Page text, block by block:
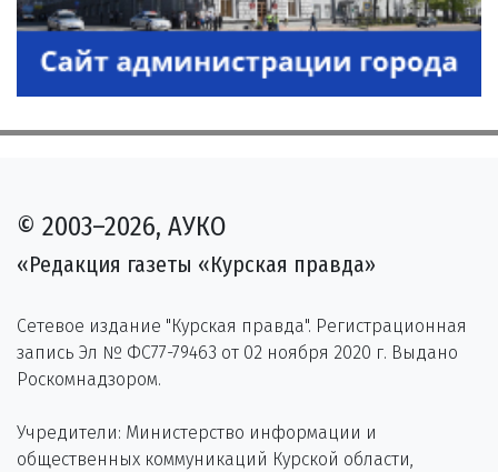
© 2003–2026, АУКО
«Редакция газеты «Курская правда»
Сетевое издание "Курская правда". Регистрационная
запись Эл № ФС77-79463 от 02 ноября 2020 г. Выдано
Роскомнадзором.
Учредители: Министерство информации и
общественных коммуникаций Курской области,